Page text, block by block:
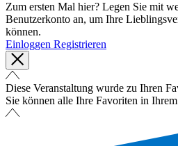
Zum ersten Mal hier? Legen Sie mit
Benutzerkonto an, um Ihre
können.
Einloggen Registrieren
Diese Veranstaltung wurde zu Ihren
Sie können alle Ihre Favoriten in